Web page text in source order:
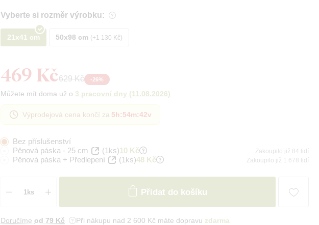
Vyberte si rozměr výrobku:
21x41 cm 50x98 cm +1 130 Kč
469 Kč629 Kč -26%
Můžete mít doma už o 3 pracovní dny (11.08.2026)
Výprodejová cena končí za 5h:54m:41v
Bez příslušenství
Pěnová páska - 25 cm
(1ks)10 Kč Zakoupilo již 84 lidí
Pěnová páska + Předlepení (1ks)48 Kč Zakoupilo již 1 678 lidí
Přidat do košíku
Doručíme od 79 Kč Při nákupu nad 2 600 Kč máte dopravu zdarma